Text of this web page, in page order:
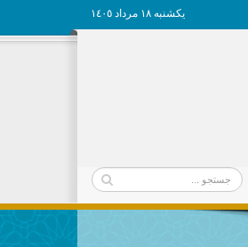
يکشنبه ١٨ مرداد ١٤٠٥